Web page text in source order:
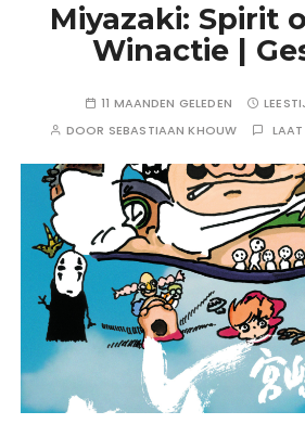
Miyazaki: Spirit
Winactie |
11 MAANDEN GELEDEN
DOOR SEBASTIAAN KHOUW LAAT